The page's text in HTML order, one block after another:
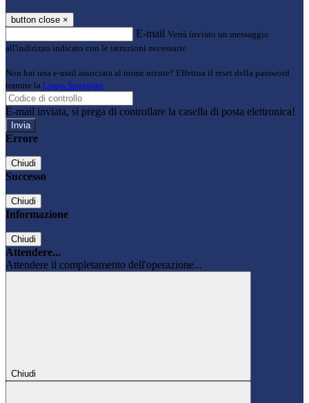
button close ×
E-mail Verrà inviato un messaggio
all'indirizzo indicato con le istruzioni necessarie.
Non hai una e-mail associata al nome utente? Effettua il reset della password
tramite la Login Spaggiari
E-mail inviata, si prega di controllare la casella di posta elettronica!
Errore
Chiudi
Successo
Chiudi
Informazione
Chiudi
Attendere...
Attendere il completamento dell'operazione...
Chiudi